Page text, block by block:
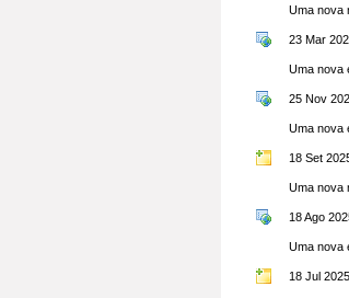
Uma nova
23 Mar
Uma nova
25 Nov
Uma nova
18 Set
Uma nova
18 Ago
Uma nova
18 Jul